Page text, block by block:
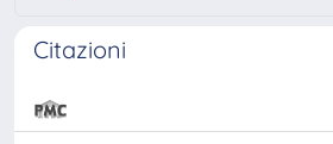
Citazioni